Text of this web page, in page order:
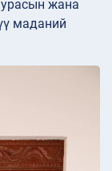
жана
маданий